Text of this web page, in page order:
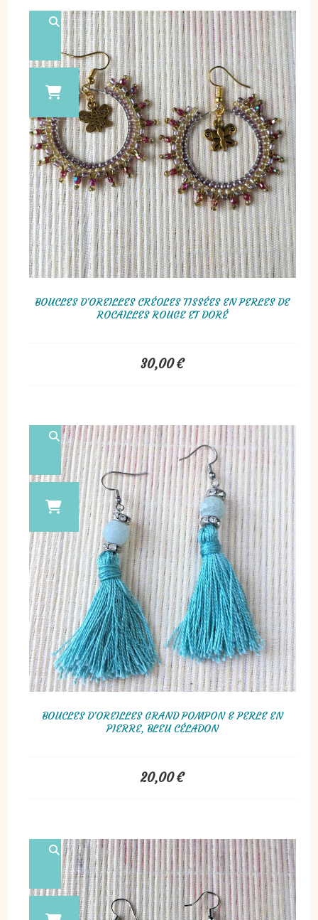
BOUCLES D'OREILLES CRÉOLES TISSÉES EN PERLES DE
ROCAILLES ROUGE ET DORÉ
30,00€
BOUCLES D'OREILLES GRAND POMPON & PERLE EN
PIERRE, BLEU CÉLADON
20,00€